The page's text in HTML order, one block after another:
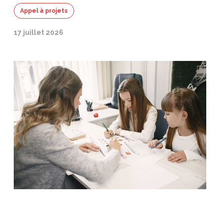
Appel à projets
17 juillet 2026